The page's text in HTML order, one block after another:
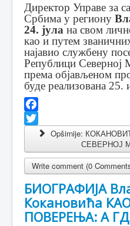
Директор Управе за
Србима у региону
24. јула на свом
као и путем
најавио службену
Републици Северној
према објављеном
буде реализована 25.
Facebook
Twitter Opširnije:
СЕВЕРНОЈ
Write comment (0
БИОГРАФИЈА
Кокановића
ПОВЕРЕЊА: А